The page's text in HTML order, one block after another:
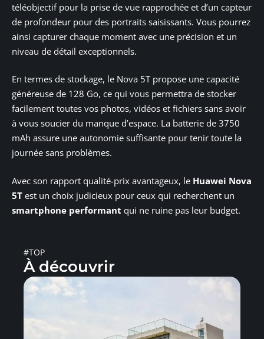
téléobjectif pour la prise de vue rapprochée et d’un capteur
de profondeur pour des portraits saisissants. Vous pourrez
ainsi capturer chaque moment avec une précision et un
niveau de détail exceptionnels.
En termes de stockage, le Nova 5T propose une capacité
généreuse de 128 Go, ce qui vous permettra de stocker
facilement toutes vos photos, vidéos et fichiers sans avoir
à vous soucier du manque d’espace. La batterie de 3750
mAh assure une autonomie suffisante pour tenir toute la
journée sans problèmes.
Avec son rapport qualité-prix avantageux, le Huawei Nova
5T est un choix judicieux pour ceux qui recherchent un
smartphone performant qui ne ruine pas leur budget.
#TOP
À découvrir